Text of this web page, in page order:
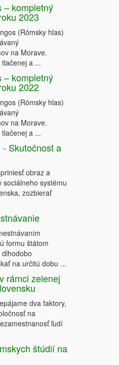
– kompletný
2023
(Rómsky hlas)
na Morave.
a ...
– kompletný
2022
(Rómsky hlas)
na Morave.
a ...
Skutočnost a
obraz a
sociálneho systému
zozbierať
formu štátom
na určitú dobu ...
rámci zelenej
dva faktory,
na
ľudí
štúdií na